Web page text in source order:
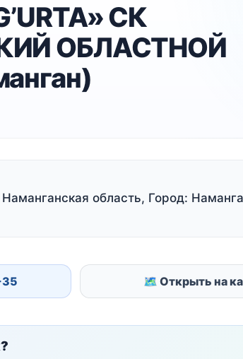
СК
ОБЛАСТНОЙ
область, Город:
🗺 Открыть на